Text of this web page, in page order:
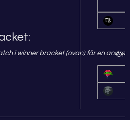
i winner bracket (ovan) får en